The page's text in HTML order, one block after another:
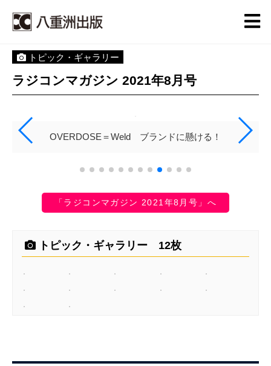
トピック・ギャラリー
ラジコンマガジン 2021年8月号
OVERDOSE＝Weld ブランドに懸ける！
「ラジコンマガジン 2021年8月号」へ
トピック・ギャラリー 12枚